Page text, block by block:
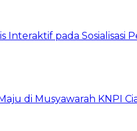
pada Sosialisasi
di Musyawarah KNPI